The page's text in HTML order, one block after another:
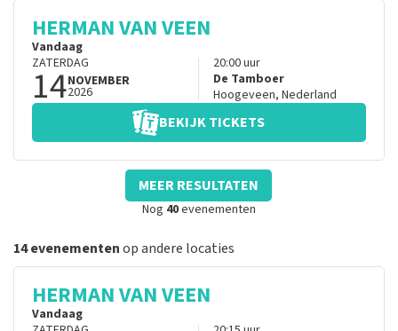
HERMAN VAN VEEN
Vandaag
ZATERDAG
14NOVEMBER
2026
20:00uur
De Tamboer
Hoogeveen, Nederland
BEKIJK TICKETS
MEER RESULTATEN
Nog 40evenementen
14 evenementenop andere locaties
HERMAN VAN VEEN
Vandaag